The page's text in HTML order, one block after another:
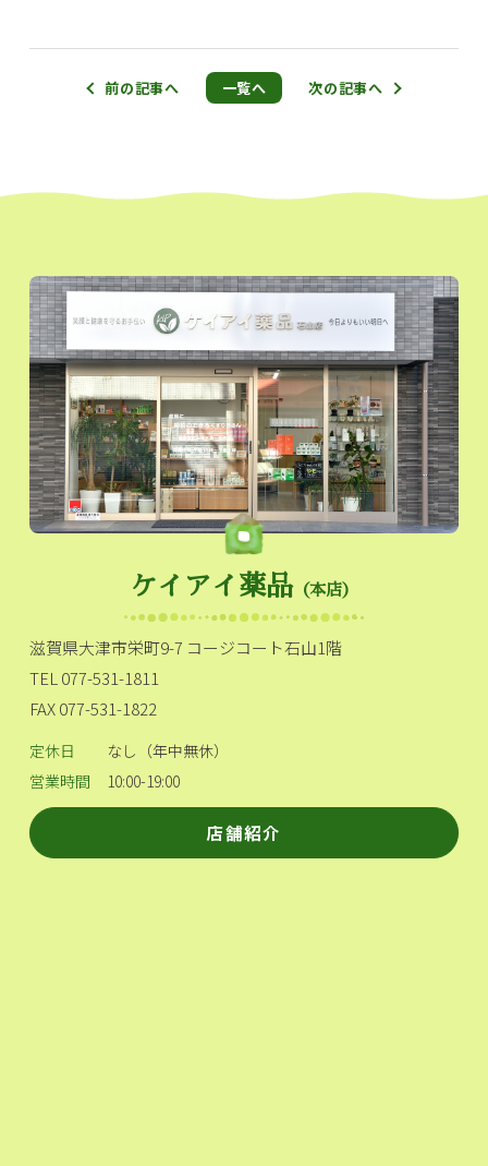
前の記事へ 一覧へ 次の記事へ
ケイアイ薬品（本店）
滋賀県大津市栄町9-7 コージコート石山1階
TEL 077-531-1811
FAX 077-531-1822
定休日
なし（年中無休）
営業時間
10:00-19:00
店舗紹介